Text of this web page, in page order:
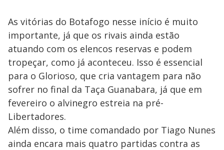
As vitórias do Botafogo nesse início é muito
importante, já que os rivais ainda estão
atuando com os elencos reservas e podem
tropeçar, como já aconteceu. Isso é essencial
para o Glorioso, que cria vantagem para não
sofrer no final da Taça Guanabara, já que em
fevereiro o alvinegro estreia na pré-
Libertadores.
Além disso, o time comandado por Tiago Nunes
ainda encara mais quatro partidas contra as